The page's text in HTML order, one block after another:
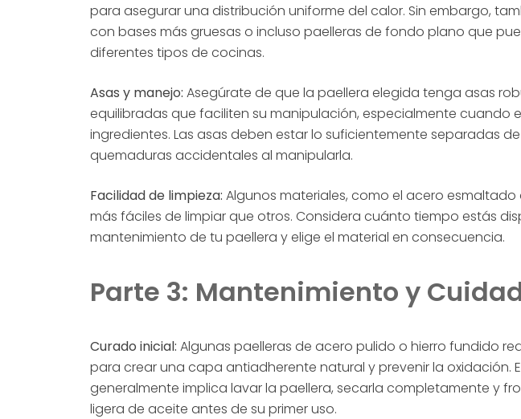
para asegurar una distribución uniforme del calor. Sin embargo,
con bases más gruesas o incluso paelleras de fondo plano que
diferentes tipos de cocinas.
Asas y manejo: Asegúrate de que la paellera elegida tenga asas
equilibradas que faciliten su manipulación, especialmente cuando
ingredientes. Las asas deben estar lo suficientemente separadas
quemaduras accidentales al manipularla.
Facilidad de limpieza: Algunos materiales, como el acero
más fáciles de limpiar que otros. Considera cuánto tiempo estás
mantenimiento de tu paellera y elige el material en consecuencia.
Parte 3: Mantenimiento y
Curado inicial: Algunas paelleras de acero pulido o hierro fundido
para crear una capa antiadherente natural y prevenir la oxidación.
generalmente implica lavar la paellera, secarla completamente y
ligera de aceite antes de su primer uso.